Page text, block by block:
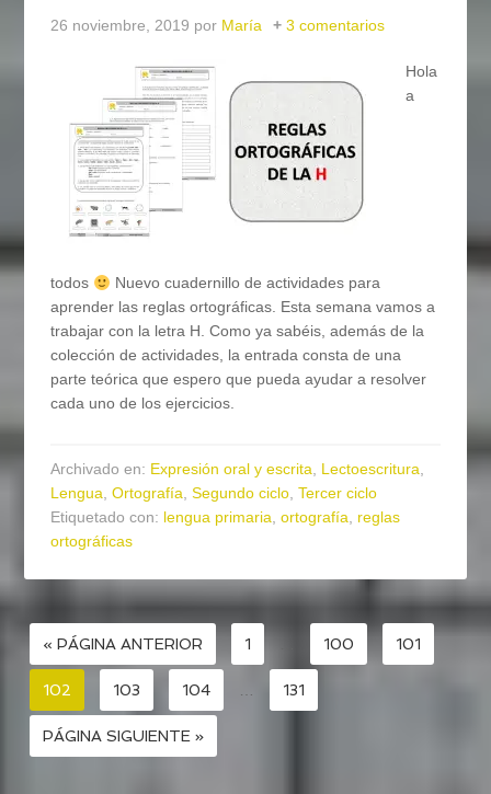
26 noviembre, 2019 por María 3 comentarios
Hola
a
todos
Nuevo cuadernillo de actividades para
aprender las reglas ortográficas. Esta semana vamos a
trabajar con la letra H. Como ya sabéis, además de la
colección de actividades, la entrada consta de una
parte teórica que espero que pueda ayudar a resolver
cada uno de los ejercicios.
Archivado en: Expresión oral y escrita, Lectoescritura,
Lengua,Ortografía,Segundo ciclo,Tercer ciclo
Etiquetado con: lengua primaria,ortografía, reglas
ortográficas
« PÁGINA ANTERIOR 1 100 101
102 103 104 … 131
PÁGINA SIGUIENTE »